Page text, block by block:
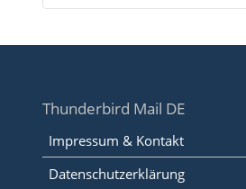
Thunderbird Mail DE
Impressum & Kontakt
Datenschutzerklärung